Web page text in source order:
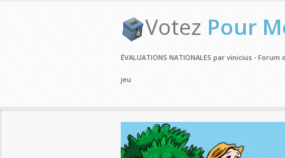
Votez Pour
ÉVALUATIONS NATIONALES par vinicius - Forum
jeu